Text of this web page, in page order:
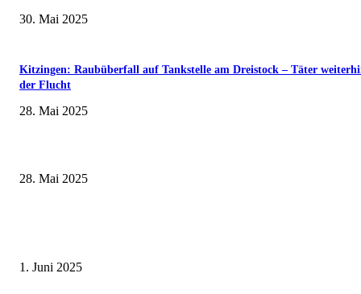
30. Mai 2025
Kitzingen: Raubüberfall auf Tankstelle am Dreistock – Täter
der Flucht
28. Mai 2025
28. Mai 2025
1. Juni 2025